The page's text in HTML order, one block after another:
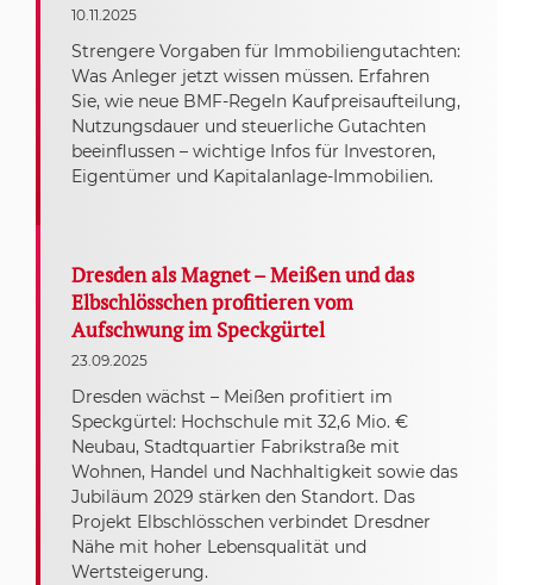
10.11.2025
Strengere Vorgaben für Immobiliengutachten:
Was Anleger jetzt wissen müssen. Erfahren
Sie, wie neue BMF-Regeln Kaufpreisaufteilung,
Nutzungsdauer und steuerliche Gutachten
beeinflussen – wichtige Infos für Investoren,
Eigentümer und Kapitalanlage-Immobilien.
Dresden als Magnet – Meißen und das
Elbschlösschen profitieren vom
Aufschwung im Speckgürtel
23.09.2025
Dresden wächst – Meißen profitiert im
Speckgürtel: Hochschule mit 32,6 Mio. €
Neubau, Stadtquartier Fabrikstraße mit
Wohnen, Handel und Nachhaltigkeit sowie das
Jubiläum 2029 stärken den Standort. Das
Projekt Elbschlösschen verbindet Dresdner
Nähe mit hoher Lebensqualität und
Wertsteigerung.